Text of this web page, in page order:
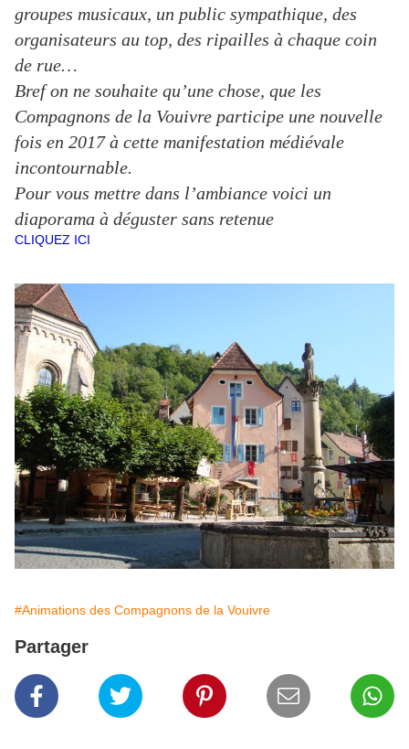
groupes musicaux, un public sympathique, des
organisateurs au top, des ripailles à chaque coin
de rue…
Bref on ne souhaite qu’une chose, que les
Compagnons de la Vouivre participe une nouvelle
fois en 2017 à cette manifestation médiévale
incontournable.
Pour vous mettre dans l’ambiance voici un
diaporama à déguster sans retenue
CLIQUEZ ICI
#Animations des Compagnons de la Vouivre
Partager